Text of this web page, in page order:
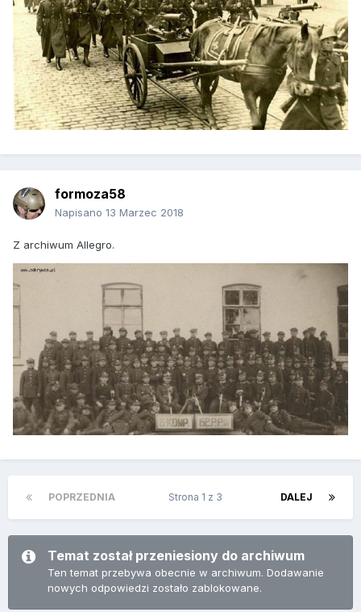
formoza58
Napisano 13 Marzec 2018
Z archiwum Allegro.
POPRZEDNIA DALEJ
Strona 1 z 3
Temat został przeniesiony do archiwum
Ten temat przebywa obecnie w archiwum. Dodawanie
nowych odpowiedzi zostało zablokowane.